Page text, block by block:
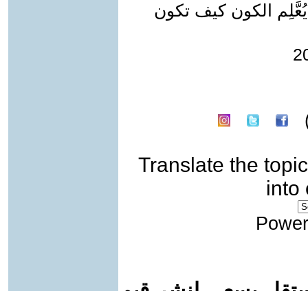
الكون كيف تكون
Translate the topic
into